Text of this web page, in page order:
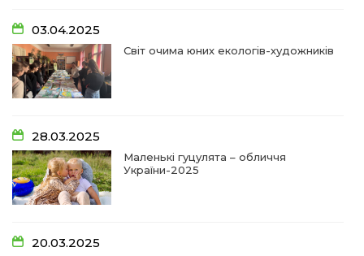
14:18
01 лип
09:31
28 чер
Творчі підсумки юних художників
09:28
28 чер
Довгопільський рок заради благодійності
09:20
28 чер
Проза Людмили Охріменко: про те, що і гріє, і
болить…
14:44 Рік невідомості та болю:
03.04.2025
Світ очима юних екологів-художників
28.03.2025
Маленькі гуцулята – обличчя
України-2025
20.03.2025